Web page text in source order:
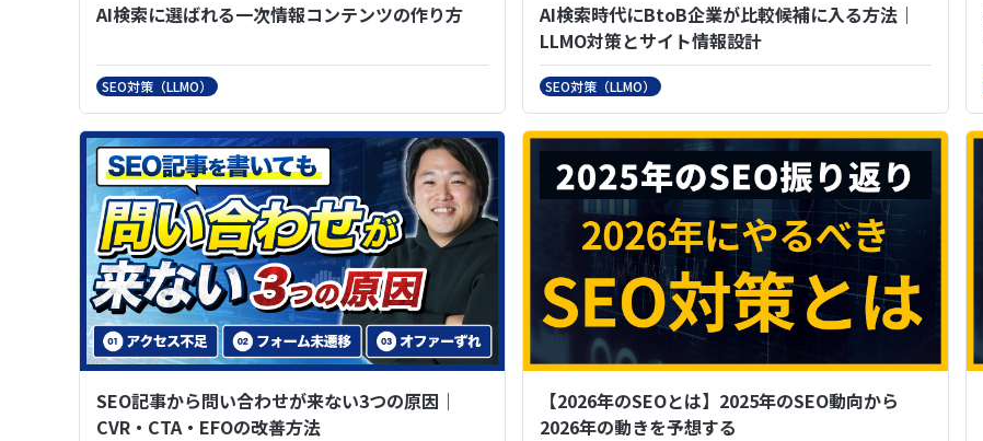
AI検索に選ばれる一次情報コンテンツの作り方
SEO対策（LLMO）
AI検索時代にBtoB企業が比較候補に入る方法｜
LLMO対策とサイト情報設計
SEO対策（LLMO）
SEO記事から問い合わせが来ない3つの原因｜
CVR・CTA・EFOの改善方法
【2026年のSEOとは】2025年のSEO動向から
2026年の動きを予想する